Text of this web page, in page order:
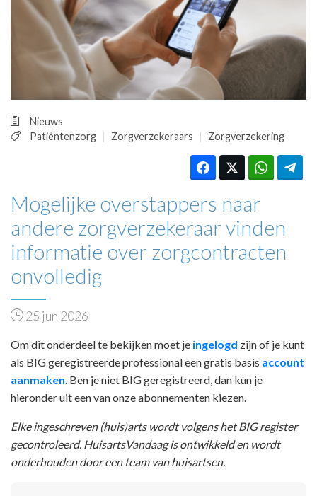
PRAKTIJKZAKEN
TARIEVEN
VPHUISARTSEN
MEDISCHE VAKHANDEL
INLOGGEN
Nieuws
Patiëntenzorg
Zorgverzekeraars Zorgverzekering
Mogelijke overstappers naar
andere zorgverzekeraar vinden
informatie over zorgcontracten
onvolledig
25 jun 2026
Om dit onderdeel te bekijken moet je ingelogd zijn of je kunt
als BIG geregistreerde professional een gratis basis account
aanmaken. Ben je niet BIG geregistreerd, dan kun je
hieronder uit een van onze abonnementen kiezen.
Elke ingeschreven (huis)arts wordt volgens het BIG register
gecontroleerd. HuisartsVandaag is ontwikkeld en wordt
onderhouden door een team van huisartsen.